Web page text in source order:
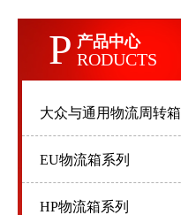
P 产品中心
RODUCTS
大众与通用物流周转箱
EU物流箱系列
HP物流箱系列